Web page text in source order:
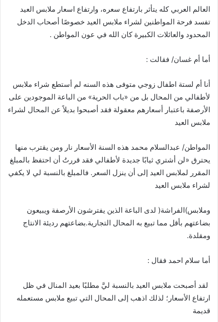
العالم العربي كله يتأثر بارتفاع سعره، وارتفاع اسعار ملابس العيد
تفسد فرحة المواطنين لشراء ملابس العيد خصوصًا أصحاب الدخل
المحدود والعائلات الكبيرة كان الله في عون المواطن .
أما أم غسان/ فقالت :
أنا أم لستة اطفال زوجي متوفى هذه السنه لم أستطع شراء ملابس
لأطفالي من المحال بل من «باب الحرية» من الباعة الموجودين على
الأرصفة باعتبار أسعارهم معقولة فقد أصبحوا بديلاً عن المحال لشراء
ملابس العيد
المواطن/ عبدالسلام محمد هذه السنة الأسعار نار ومن يقترب منها
يحترق «لن أشتري ثيابًا جديدة لأطفالي فقد قررتُ أن احتفظ بالمبلغ
المقرر لملابس العيد إلى أن ينزل السعر . فالمبلغ بالنسبة لي لا يكفي
لشراء ملابس العيد
وملابس)الفراشة( لدى الباعة الذين يفترشون الأرصفة ويبيعون
بضاعتهم بأقل مما تبيع به المحال التجارية.بضاعتهم رديئة الانتاج
ومقلدة.
أما سلام احمد فقال :
لقد أصبحت ملابس العيد بالنسبة ليَّ مطلبًا بعيد المنال في ظل
ارتفاع الأسعار؛ لذلك اذهب إلى المحال التي تبيع ملابس مستعمله
قديمة